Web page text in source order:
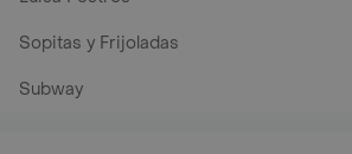
Sopitas y Frijoladas
Subway